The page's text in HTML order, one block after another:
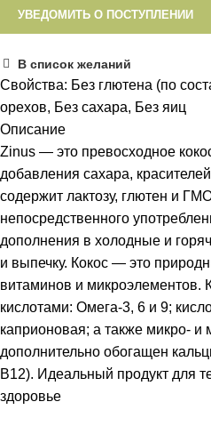
УВЕДОМИТЬ О ПОСТУПЛЕНИИ
В список желаний
Свойства: Без глютена (по
орехов, Без сахара, Без яиц
Описание
Zinus — это превосходное
добавления сахара,
содержит лактозу, глютен и
непосредственного
дополнения в холодные и
и выпечку. Кокос — это
витаминов и микроэлементов.
кислотами: Омега-3, 6 и 9;
каприоновая; а также микро-
дополнительно обогащен
В12). Идеальный продукт для
здоровье